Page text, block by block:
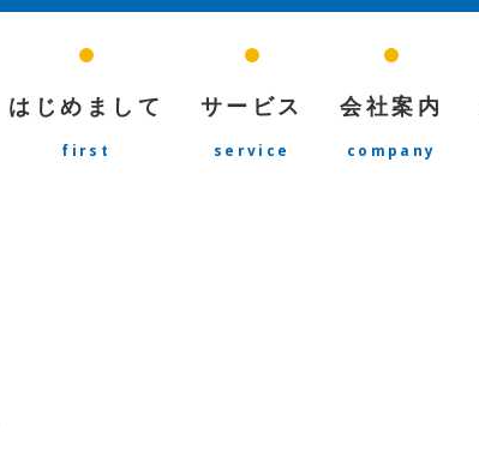
はじめまして
first
サービス
service
会社案内
company